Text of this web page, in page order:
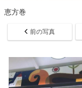
恵方巻
前の写真